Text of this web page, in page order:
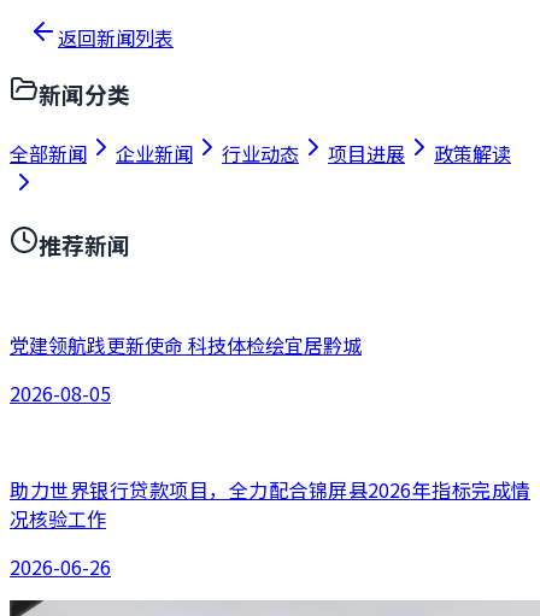
返回新闻列表
新闻分类
全部新闻 企业新闻 行业动态 项目进展 政策解读
推荐新闻
党建领航践更新使命 科技体检绘宜居黔城
2026-08-05
助力世界银行贷款项目，全力配合锦屏县2026年指标完成情
况核验工作
2026-06-26